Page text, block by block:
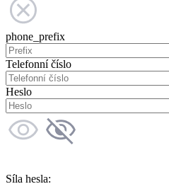
phone_prefix
Telefonní číslo
Heslo
Síla hesla: